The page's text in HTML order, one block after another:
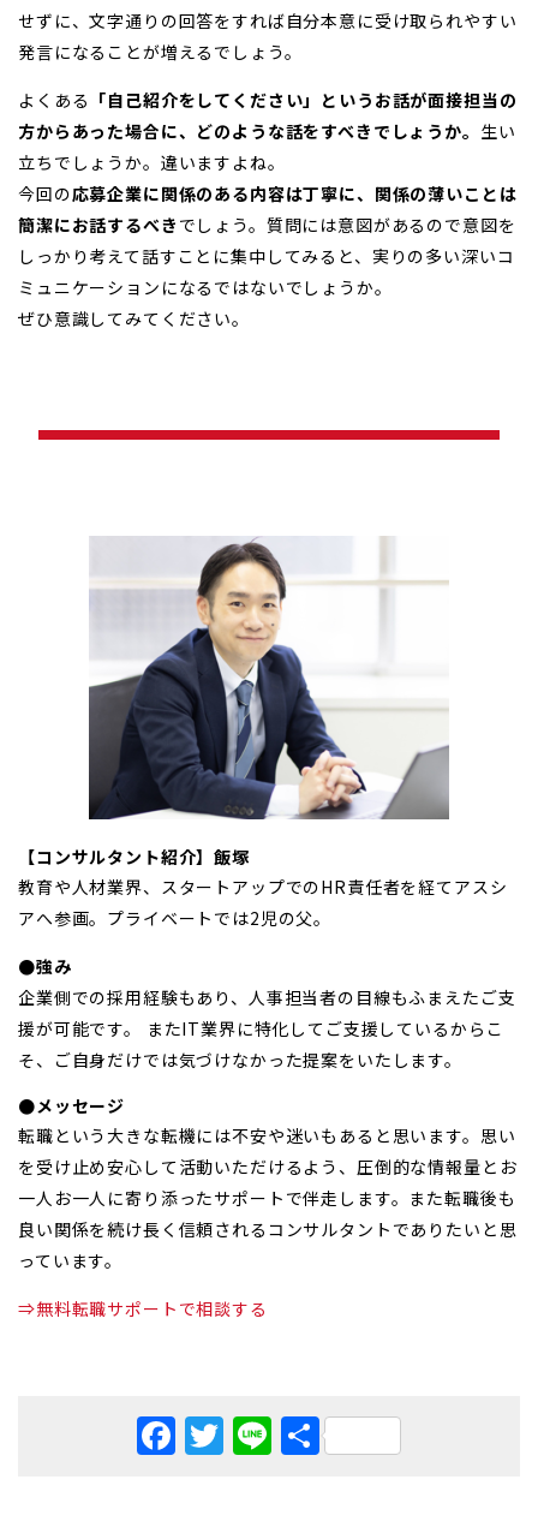
せずに、文字通りの回答をすれば自分本意に受け取られやすい
発言になることが増えるでしょう。
よくある 「自己紹介をしてください」というお話が面接担当の
方からあった場合に、どのような話をすべきでしょうか。 生い
立ちでしょうか。違いますよね。
今回の応募企業に関係のある内容は丁寧に、関係の薄いことは
簡潔にお話するべき でしょう。質問には意図があるので意図を
しっかり考えて話すことに集中してみると、実りの多い深いコ
ミュニケーションになるではないでしょうか。
ぜひ意識してみてください。
【コンサルタント紹介】飯塚
教育や人材業界、スタートアップでのHR責任者を経てアスシ
アへ参画。プライベートでは2児の父。
●強み
企業側での採用経験もあり、人事担当者の目線もふまえたご支
援が可能です。 またIT業界に特化してご支援しているからこ
そ、ご自身だけでは気づけなかった提案をいたします。
●メッセージ
転職という大きな転機には不安や迷いもあると思います。思い
を受け止め安心して活動いただけるよう、圧倒的な情報量とお
一人お一人に寄り添ったサポートで伴走します。また転職後も
良い関係を続け長く信頼されるコンサルタントでありたいと思
っています。
⇒無料転職サポートで相談する
Facebook
Twitter
Line
共